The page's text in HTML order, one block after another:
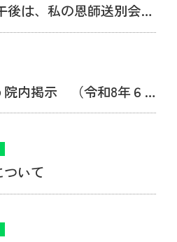
後は、私の恩師送別会参
が終了できる人数に達
院内掲示 （令和8年６
いて